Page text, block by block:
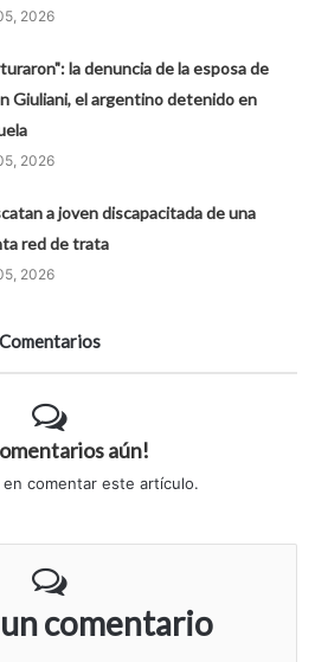
2026
la denuncia de la esposa de
Giuliani, el argentino detenido en
2026
a joven discapacitada de una
red de trata
2026
Comentarios
aún!
en comentar este artículo.
comentario